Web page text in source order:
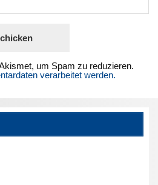
um Spam zu reduzieren.
verarbeitet werden.